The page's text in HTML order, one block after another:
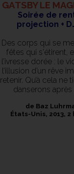
GATSBY LE
Soirée de
projection +
Des corps qui se
fêtes qui s'étirent,
l’ivresse dorée : le
l’illusion d’un rêve
retenir. Qu’à cela ne
danserons après
de Baz
États-Unis, 2013, 2